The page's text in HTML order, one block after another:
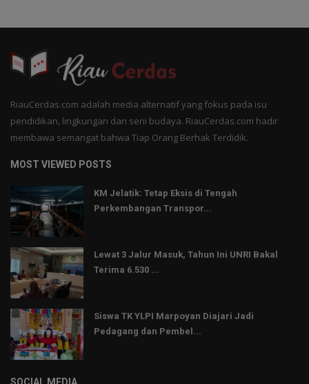
RiauCerdas.com adalah media alternatif yang fokus pada isu
pendidikan, lingkungan dan seni budaya. RiauCerdas.com hadir
membawa semangat bahwa Tiap Orang Berhak Terdidik.
MOST VIEWED POSTS
KM Jelatik: Tetap Eksis di Tengah
Perkembangan Transpor...
Lewat 3 Jalur Masuk, Tahun Ini UNRI Bakal
Terima 6.530 ...
Siswa TK YLPI Marpoyan Diajari Jadi
Pedagang dan Pembel...
SOCIAL MEDIA